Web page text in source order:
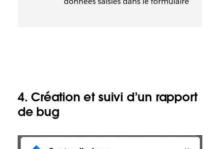
4. Création et suivi d’un rapport
de bug